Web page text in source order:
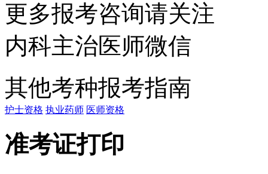
更多报考咨询请关注
内科主治医师微信
其他考种报考指南
护士资格 执业药师 医师资格
准考证打印